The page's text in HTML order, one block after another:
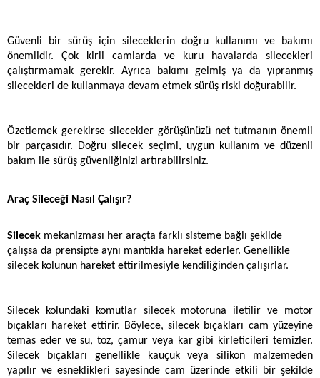
Güvenli bir sürüş için sileceklerin doğru kullanımı ve bakımı
önemlidir. Çok kirli camlarda ve kuru havalarda silecekleri
çalıştırmamak gerekir. Ayrıca bakımı gelmiş ya da yıpranmış
silecekleri de kullanmaya devam etmek sürüş riski doğurabilir.
Özetlemek gerekirse silecekler görüşünüzü net tutmanın önemli
bir parçasıdır. Doğru silecek seçimi, uygun kullanım ve düzenli
bakım ile sürüş güvenliğinizi artırabilirsiniz.
Araç Sileceği Nasıl Çalışır?
Silecek mekanizması her araçta farklı sisteme bağlı şekilde
çalışsa da prensipte aynı mantıkla hareket ederler. Genellikle
silecek kolunun hareket ettirilmesiyle kendiliğinden çalışırlar.
Silecek kolundaki komutlar silecek motoruna iletilir ve motor
bıçakları hareket ettirir. Böylece, silecek bıçakları cam yüzeyine
temas eder ve su, toz, çamur veya kar gibi kirleticileri temizler.
Silecek bıçakları genellikle kauçuk veya silikon malzemeden
yapılır ve esneklikleri sayesinde cam üzerinde etkili bir şekilde